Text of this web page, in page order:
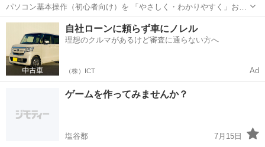
パソコン基本操作（初心者向け）を 「やさしく・わかりやすく」お伝
えしています💻✨ ・パソコン操作に少し不安がある方 ・Excelや
PowerPointを使ってみたいけど難しそうと感じている方 ・AIやCanva
で...
栃木 河内郡 石橋駅 その他 Canva
自社ローンに頼らず車にノレル
理想のクルマがあるけど審査に通らない方へ
（株）ICT Ad
ゲームを作ってみませんか？
塩谷郡
7月15日